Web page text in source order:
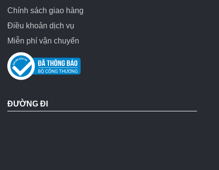
Chính sách giao hàng
Điều khoản dịch vụ
Miễn phí vận chuyển
ĐƯỜNG ĐI